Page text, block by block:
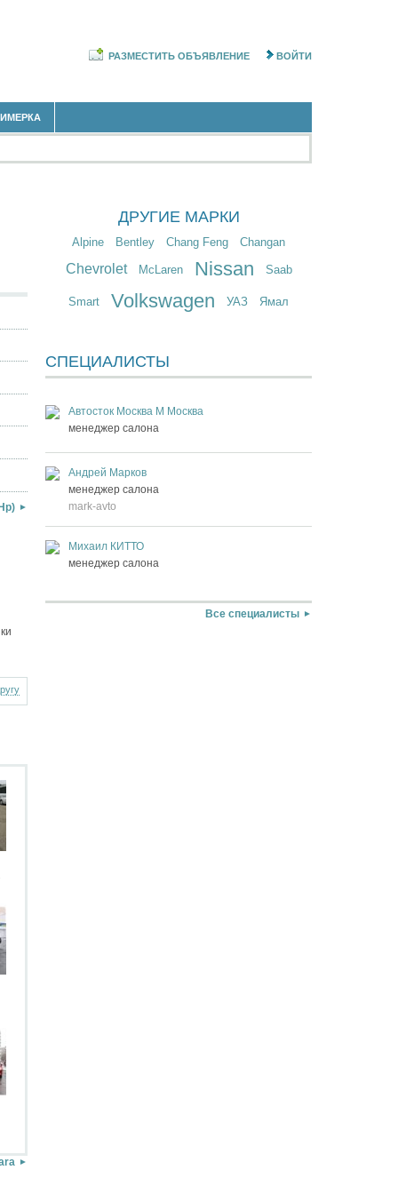
РАЗМЕСТИТЬ ОБЪЯВЛЕНИЕ ВОЙТИ
ДРУГИЕ МАРКИ
Alpine Bentley Chang Feng Changan
Chevrolet McLaren Nissan Saab
Smart Volkswagen УАЗ Ямал
СПЕЦИАЛИСТЫ
Автосток Москва М Москва
менеджер салона
Андрей Марков
менеджер салона
mark-avto
Михаил КИТТО
менеджер салона
Все специалисты